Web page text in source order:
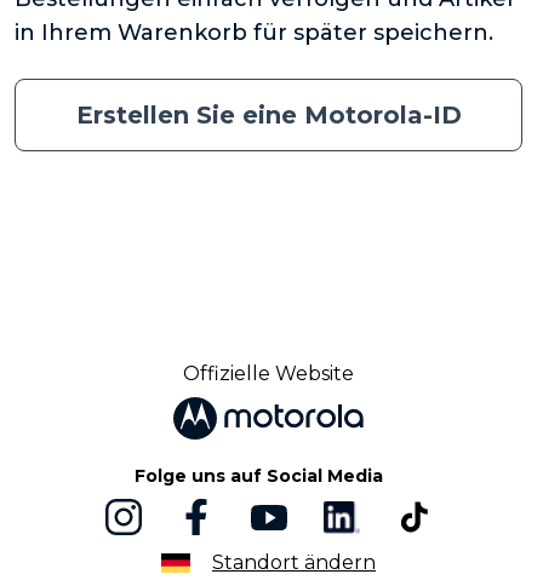
in Ihrem Warenkorb für später speichern.
Erstellen Sie eine Motorola-ID
Offizielle Website
Folge uns auf Social Media
Standort ändern